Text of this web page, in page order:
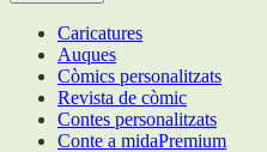
Caricatures
Auques
Còmics personalitzats
Revista de còmic
Contes personalitzats
Conte a midaPremium